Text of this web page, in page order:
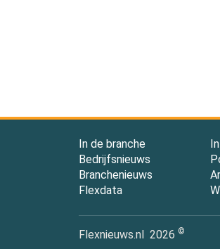
In de branche
Bedrijfsnieuws
Branchenieuws
Flexdata
Flexnieuws.nl 2026 ©